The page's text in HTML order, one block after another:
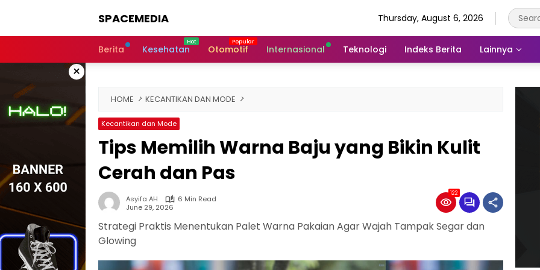
SPACEMEDIA Thursday, August 6, 2026
Berita Kesehatan Otomotif Internasional Teknologi Indeks Berita Lainnya
×
HOME KECANTIKAN DAN MODE
Kecantikan dan Mode
Tips Memilih Warna Baju yang Bikin Kulit
Cerah dan Pas
Asyifa AH
6 Min Read
June 29, 2026
122
Strategi Praktis Menentukan Palet Warna Pakaian Agar Wajah Tampak Segar dan
Glowing